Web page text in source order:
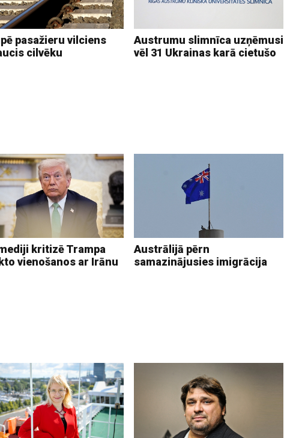
pasažieru vilciens
cilvēku
Austrumu slimnīca uzņēmusi
vēl 31 Ukrainas karā cietušo
kritizē Trampa
vienošanos ar Irānu
Austrālijā pērn
samazinājusies imigrācija